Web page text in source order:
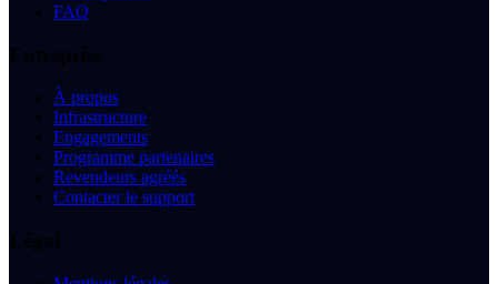
FAQ
À propos
Infrastructure
Engagements
Programme partenaires
Revendeurs agréés
Contacter le support